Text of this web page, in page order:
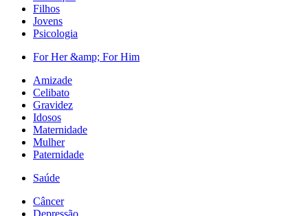
Filhos
Jovens
Psicologia
For Her &amp; For Him
Amizade
Celibato
Gravidez
Idosos
Maternidade
Mulher
Paternidade
Saúde
Câncer
Depressão